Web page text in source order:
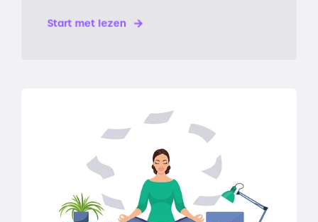
Start met lezen